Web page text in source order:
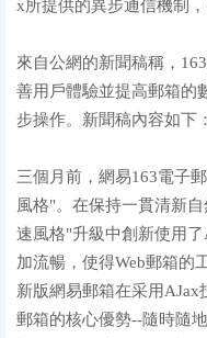
x所提供的異步通信機制
來自公網的新聞稿稱，
善用戶體驗並提高郵箱的
步操作。新聞稿內容如下
三個月前，網易163電子
風格"。在保持一貫清新
速風格"升級中創新使用
加流暢，使得Web郵箱的
新版網易郵箱在采用AJax
郵箱的核心優勢--隨時隨